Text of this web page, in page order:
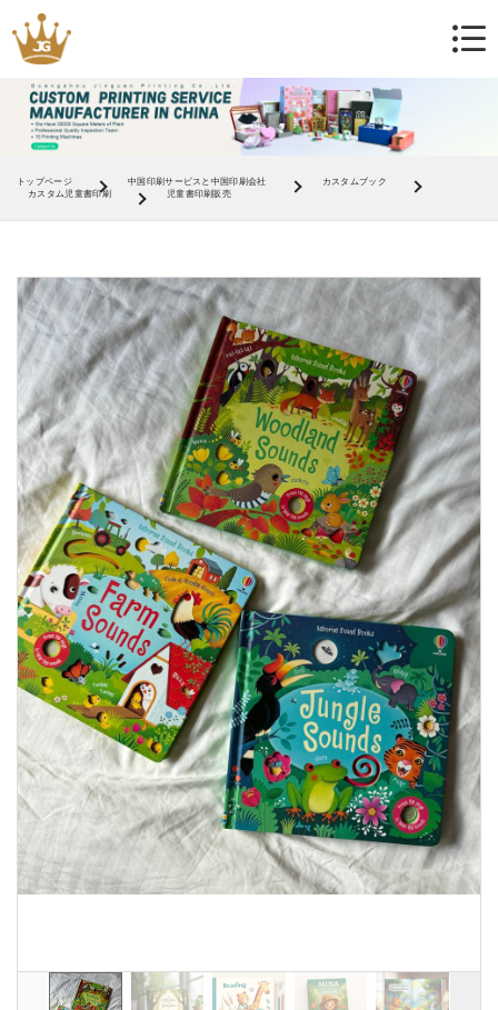
トップページ 中国印刷サービスと中国印刷会社
カスタムブック
カスタム児童書印刷
児童書印刷販売